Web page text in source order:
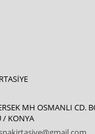
MH OSMANLI CD.
/ KONYA